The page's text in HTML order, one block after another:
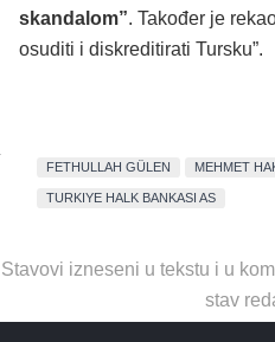
skandalom”. Također je
osuditi i diskreditirati Tursku”.
FETHULLAH GÜLEN MEHMET
TURKIYE HALK BANKASI AS
Stavovi izneseni u tekstu i u
stav